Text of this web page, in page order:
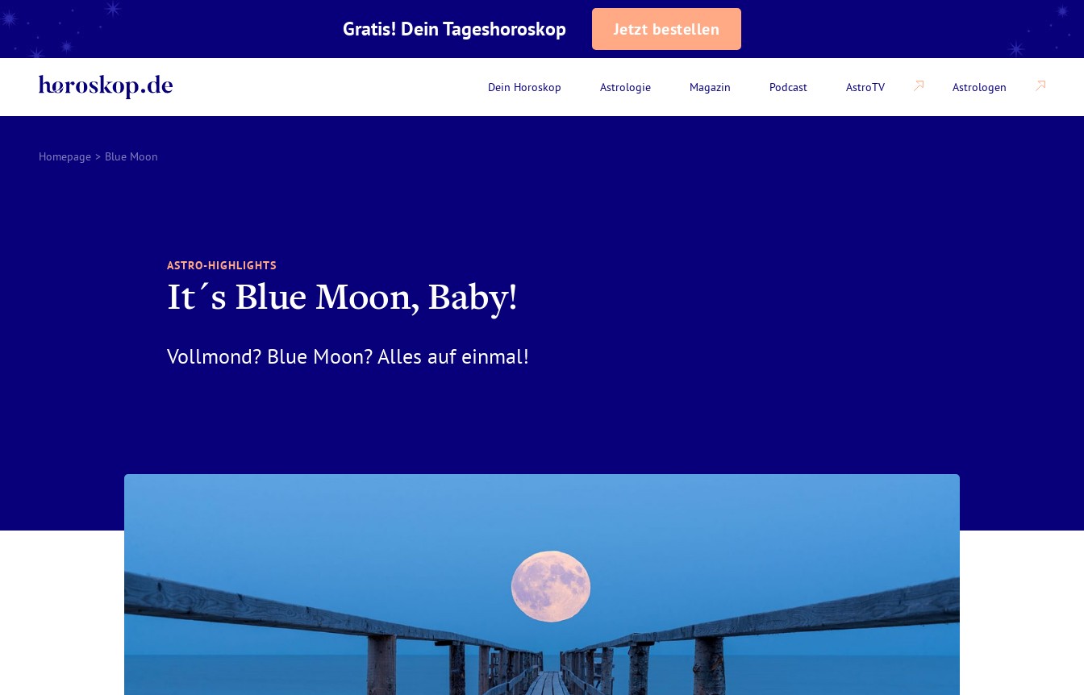
Dein Horoskop Astrologie Magazin Podcast AstroTV Astrologen
Gratis! Dein Tageshoroskop Jetzt bestellen
Homepage > Blue Moon
ASTRO-HIGHLIGHTS
It´s Blue Moon, Baby!
Vollmond? Blue Moon? Alles auf einmal!